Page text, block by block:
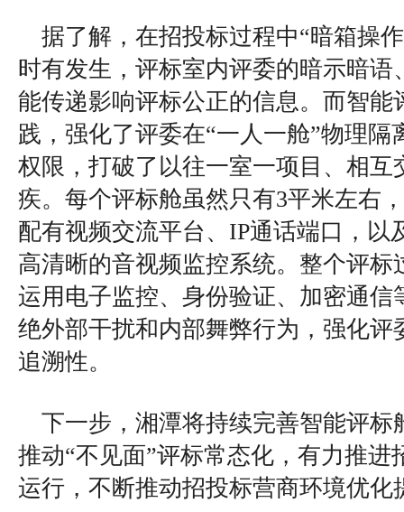
据了解，在招投标过程中“暗箱操
时有发生，评标室内评委的暗示暗语
能传递影响评标公正的信息。而智能
践，强化了评委在“一人一舱”物理隔
权限，打破了以往一室一项目、相互
疾。每个评标舱虽然只有3平米左右
配有视频交流平台、IP通话端口，以
高清晰的音视频监控系统。整个评标
运用电子监控、身份验证、加密通信
绝外部干扰和内部舞弊行为，强化评
追溯性。
下一步，湘潭将持续完善智能评标
推动“不见面”评标常态化，有力推进
运行，不断推动招投标营商环境优化